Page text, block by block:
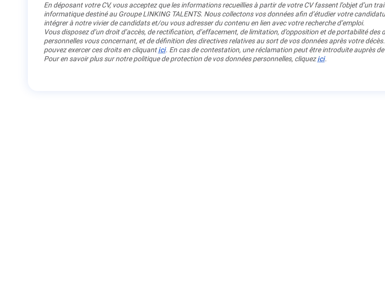
En déposant votre CV, vous acceptez que les informations recueillies à partir de votre CV fassent l’objet d’un
informatique destiné au Groupe LINKING TALENTS. Nous collectons vos données afin d’étudier votre
intégrer à notre vivier de candidats et/ou vous adresser du contenu en lien avec votre recherche d’emploi.
Vous disposez d’un droit d’accès, de rectification, d’effacement, de limitation, d’opposition et de portabilité des
personnelles vous concernant, et de définition des directives relatives au sort de vos données après votre
pouvez exercer ces droits en cliquantici. En cas de contestation, une réclamation peut être introduite auprès de
Pour en savoir plus sur notre politique de protection de vos données personnelles, cliquezici.